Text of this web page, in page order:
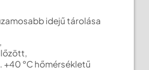
idejű tárolása
+40 °C hőmérsékletű